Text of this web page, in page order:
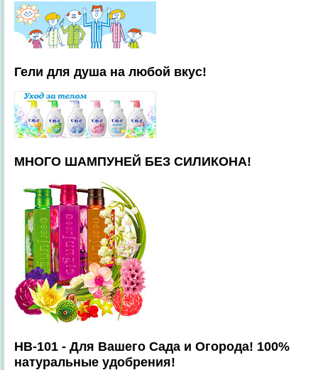
Гели для душа на любой вкус!
МНОГО ШАМПУНЕЙ БЕЗ СИЛИКОНА!
HB-101 - Для Вашего Сада и Огорода! 100%
натуральные удобрения!